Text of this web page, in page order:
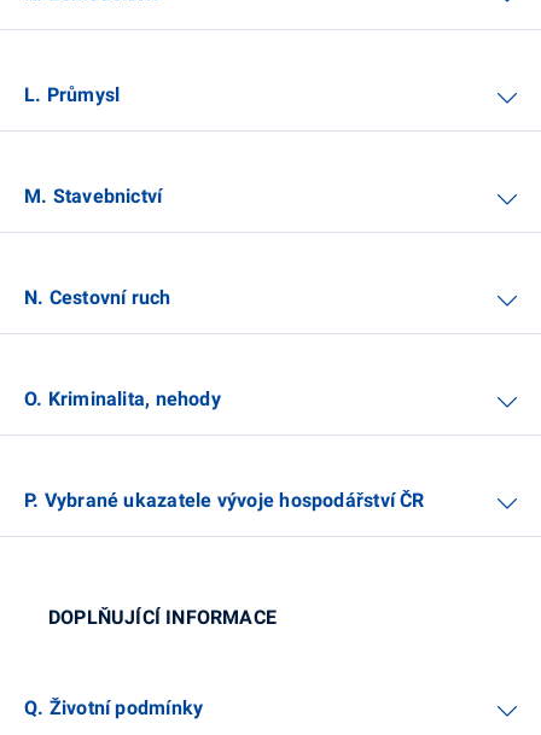
L. Průmysl
M. Stavebnictví
N. Cestovní ruch
O. Kriminalita, nehody
P. Vybrané ukazatele vývoje hospodářství ČR
DOPLŇUJÍCÍ INFORMACE
Q. Životní podmínky